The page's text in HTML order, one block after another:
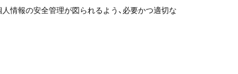
情報の安全管理が図られるよう、必要かつ適切な